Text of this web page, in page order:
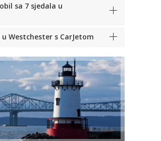
sa 7 sjedala u
Westchester s CarJetom